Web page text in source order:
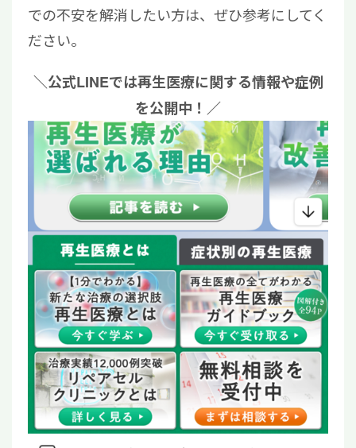
での不安を解消したい方は、ぜひ参考にしてく
ださい。
＼公式LINEでは再生医療に関する情報や症例
を公開中！／